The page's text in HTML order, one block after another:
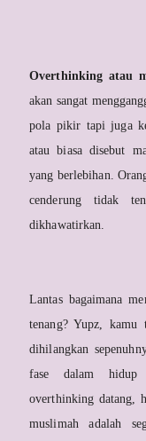
Overthinking atau
akan sangat
pola pikir tapi juga
atau biasa disebut
yang berlebihan.
cenderung tidak
dikhawatirkan.
Lantas bagaimana
tenang? Yupz,
dihilangkan
fase dalam hidup
overthinking datang,
muslimah adalah